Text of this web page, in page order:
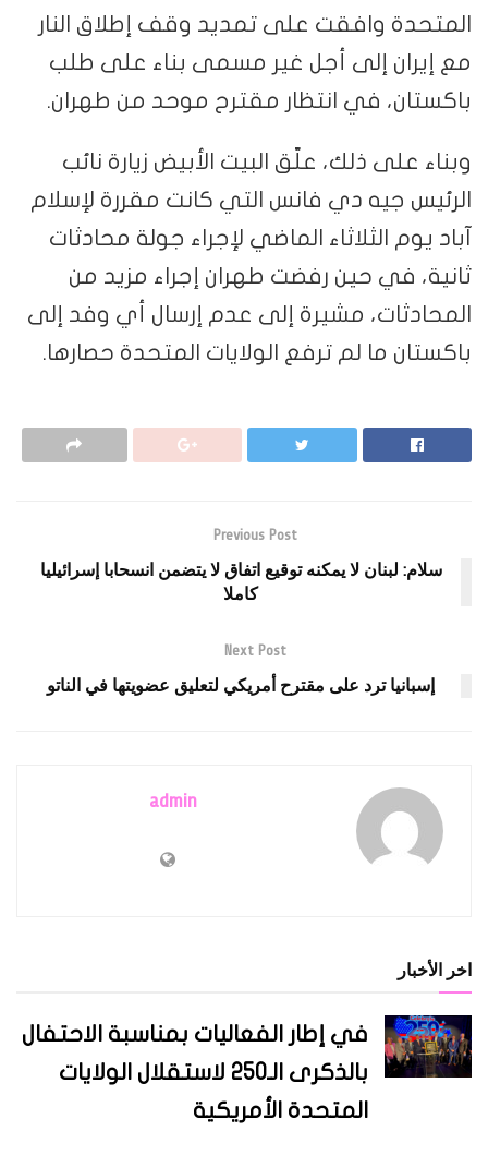
المتحدة وافقت على تمديد وقف إطلاق النار
مع إيران إلى أجل غير مسمى بناء على طلب
باكستان، في انتظار مقترح موحد من طهران.
وبناء على ذلك، علّق البيت الأبيض زيارة نائب
الرئيس جيه دي فانس التي كانت مقررة لإسلام
آباد يوم الثلاثاء الماضي لإجراء جولة محادثات
ثانية، في حين رفضت طهران إجراء مزيد من
المحادثات، مشيرة إلى عدم إرسال أي وفد إلى
باكستان ما لم ترفع الولايات المتحدة حصارها.
Previous Post
سلام: لبنان لا يمكنه توقيع اتفاق لا يتضمن انسحابا إسرائيليا
كاملا
Next Post
إسبانيا ترد على مقترح أمريكي لتعليق عضويتها في الناتو
admin
اخر الأخبار
في إطار الفعاليات بمناسبة الاحتفال
بالذكرى الـ250 لاستقلال الولايات
المتحدة الأمريكية